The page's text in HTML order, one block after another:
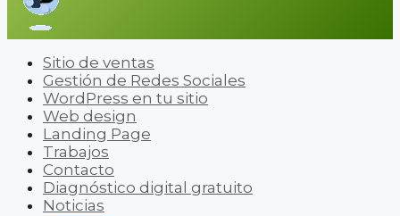
Sitio de ventas
Gestión de Redes Sociales
WordPress en tu sitio
Web design
Landing Page
Trabajos
Contacto
Diagnóstico digital gratuito
Noticias